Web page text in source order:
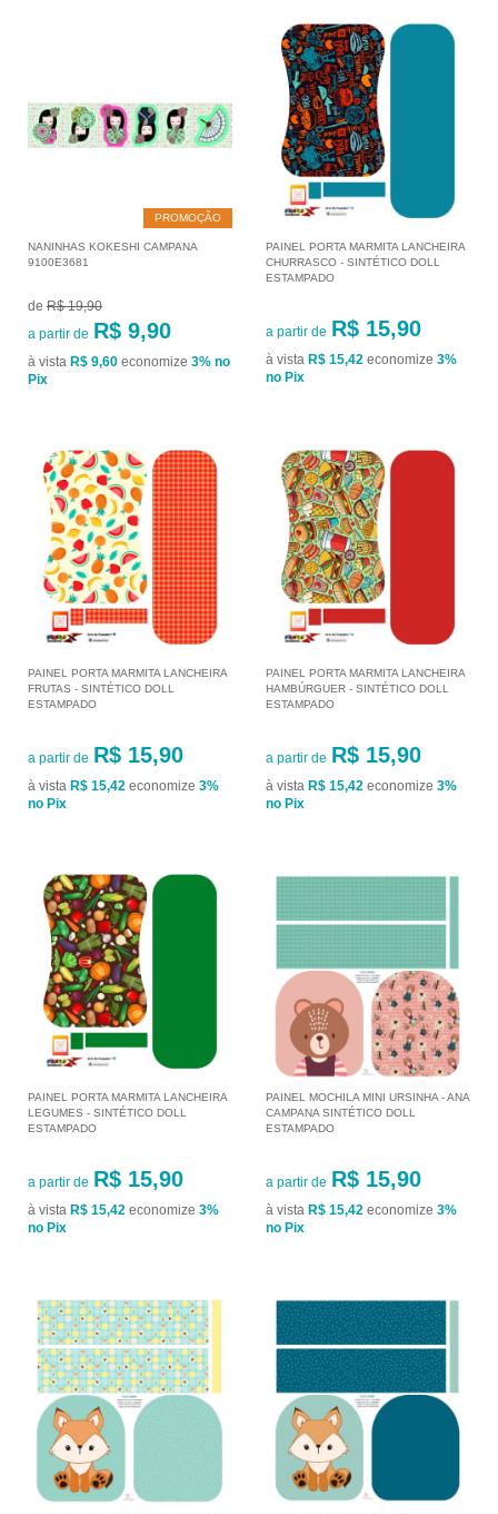
PROMOÇÃO
NANINHAS KOKESHI CAMPANA
9100E3681
de R$ 19,90
a partir de R$ 9,90
à vista R$ 9,60 economize 3% no
Pix
PAINEL PORTA MARMITA LANCHEIRA
CHURRASCO - SINTÉTICO DOLL
ESTAMPADO
a partir de R$ 15,90
à vista R$ 15,42 economize 3%
no Pix
PAINEL PORTA MARMITA LANCHEIRA
FRUTAS - SINTÉTICO DOLL
ESTAMPADO
a partir de R$ 15,90
à vista R$ 15,42 economize 3%
no Pix
PAINEL PORTA MARMITA LANCHEIRA
HAMBÚRGUER - SINTÉTICO DOLL
ESTAMPADO
a partir de R$ 15,90
à vista R$ 15,42 economize 3%
no Pix
PAINEL PORTA MARMITA LANCHEIRA
LEGUMES - SINTÉTICO DOLL
ESTAMPADO
a partir de R$ 15,90
à vista R$ 15,42 economize 3%
no Pix
PAINEL MOCHILA MINI URSINHA - ANA
CAMPANA SINTÉTICO DOLL
ESTAMPADO
a partir de R$ 15,90
à vista R$ 15,42 economize 3%
no Pix